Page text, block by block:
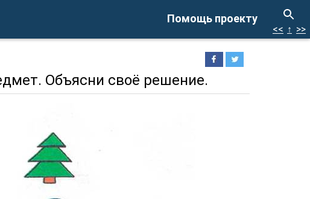
Помощь проекту
<< ↑ >>
Объясни своё решение.